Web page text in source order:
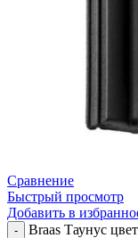
Сравнение
Быстрый просмотр
Добавить в
Braas Таунус